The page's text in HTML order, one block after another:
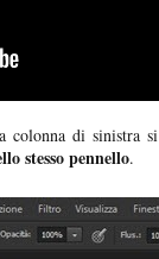
colonna di sinistra si
stesso pennello.